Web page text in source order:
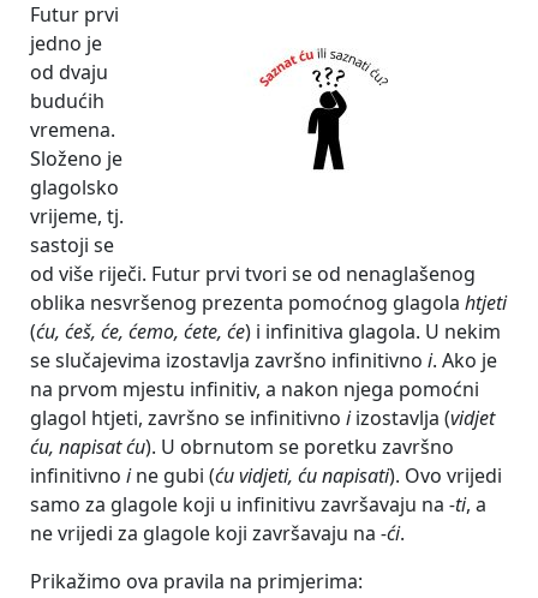
Futur prvi
jedno je
od dvaju
budućih
vremena.
Složeno je
glagolsko
vrijeme, tj.
sastoji se
od više riječi. Futur prvi tvori se od nenaglašenog
oblika nesvršenog prezenta pomoćnog glagola htjeti
(ću, ćeš, će, ćemo, ćete, će) i infinitiva glagola. U nekim
se slučajevima izostavlja završno infinitivno i. Ako je
na prvom mjestu infinitiv, a nakon njega pomoćni
glagol htjeti, završno se infinitivno iizostavlja (vidjet
ću, napisatću). U obrnutom se poretku završno
infinitivno ine gubi (ću vidjeti, ću napisati). Ovo vrijedi
samo za glagole koji u infinitivu završavaju na -ti, a
ne vrijedi za glagole koji završavaju na -ći.
Prikažimo ova pravila na primjerima: